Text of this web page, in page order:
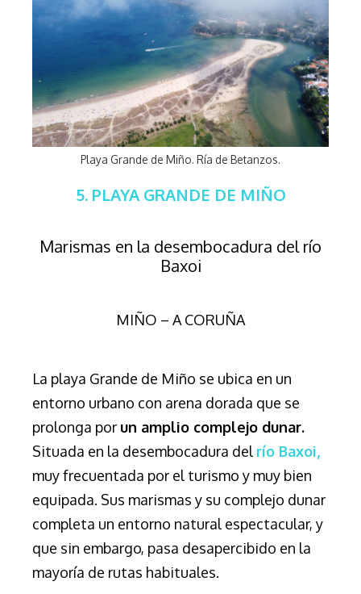
Playa Grande de Miño. Ría de Betanzos.
5. PLAYA GRANDE DE MIÑO
Marismas en la desembocadura del río
Baxoi
MIÑO – A CORUÑA
La playa Grande de Miño se ubica en un
entorno urbano con arena dorada que se
prolonga por un amplio complejo dunar.
Situada en la desembocadura del río Baxoi,
muy frecuentada por el turismo y muy bien
equipada. Sus marismas y su complejo dunar
completa un entorno natural espectacular, y
que sin embargo, pasa desapercibido en la
mayoría de rutas habituales.